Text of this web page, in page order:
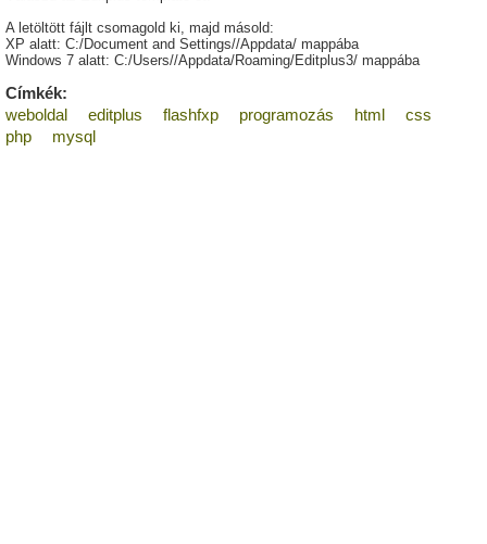
A letöltött fájlt csomagold ki, majd másold:
XP alatt: C:/Document and Settings//Appdata/ mappába
Windows 7 alatt: C:/Users//Appdata/Roaming/Editplus3/ mappába
Címkék:
weboldal
editplus flashfxp programozás html
css
php
mysql